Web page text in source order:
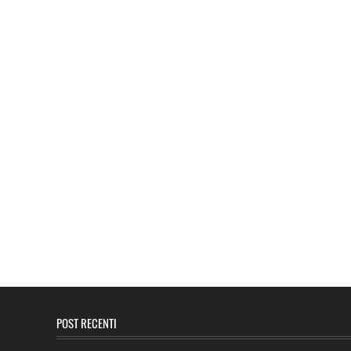
POST RECENTI